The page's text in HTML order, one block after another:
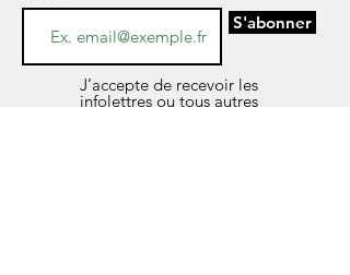
S'abonner
J’accepte de recevoir les
infolettres ou tous autres